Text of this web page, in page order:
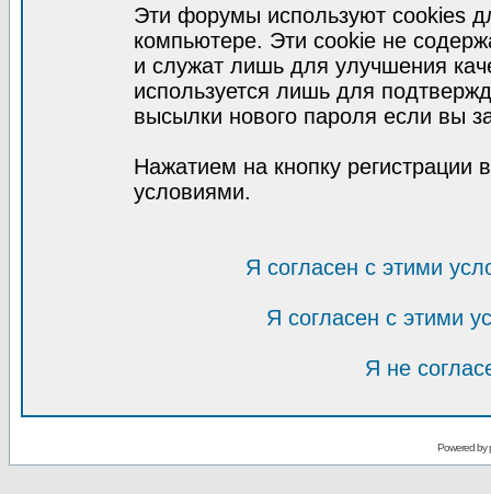
Эти форумы используют cookies
компьютере. Эти cookie не
и служат лишь для улучшения
используется лишь для
высылки нового пароля если вы
Нажатием на кнопку регистрации
условиями.
Я согласен с этими
Я согласен с этими
Я не
Powered by